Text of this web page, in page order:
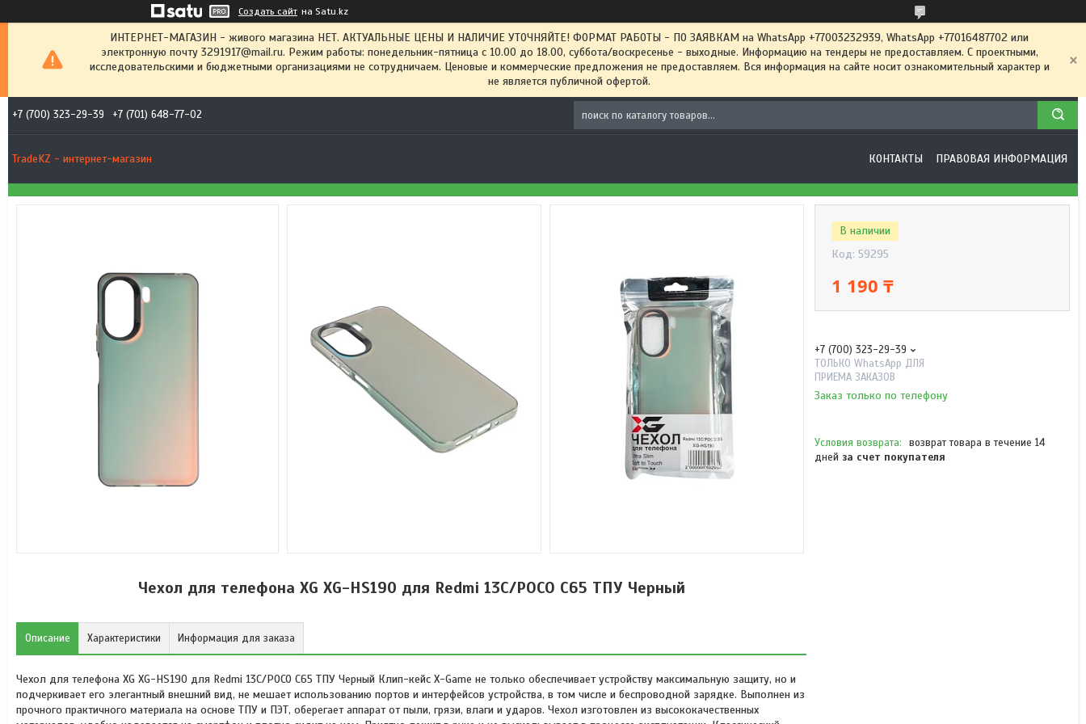
Создать сайт на Satu.kz
ИНТЕРНЕТ-МАГАЗИН - живого магазина НЕТ. АКТУАЛЬНЫЕ ЦЕНЫ И НАЛИЧИЕ УТОЧНЯЙТЕ! ФОРМАТ РАБОТЫ - ПО ЗАЯВКАМ на WhatsApp +77003232939, WhatsApp +77016487702 или
электронную почту 3291917@mail.ru. Режим работы: понедельник-пятница с 10.00 до 18.00, суббота/воскресенье - выходные. Информацию на тендеры не предоставляем. С проектными,
исследовательскими и бюджетными организациями не сотрудничаем. Ценовые и коммерческие предложения не предоставляем. Вся информация на сайте носит ознакомительный характер и
не является публичной офертой.
+7 (700) 323-29-39 +7 (701) 648-77-02
TradeKZ - интернет-магазин КОНТАКТЫ ПРАВОВАЯ ИНФОРМАЦИЯ
Чехол для телефона XG XG-HS190 для Redmi 13C/POCO C65 ТПУ Черный
Описание Характеристики Информация для заказа
Чехол для телефона XG XG-HS190 для Redmi 13C/POCO C65 ТПУ Черный Клип-кейс X-Game не только обеспечивает устройству максимальную защиту, но и
подчеркивает его элегантный внешний вид, не мешает использованию портов и интерфейсов устройства, в том числе и беспроводной зарядке. Выполнен из
прочного практичного материала на основе ТПУ и ПЭТ, оберегает аппарат от пыли, грязи, влаги и ударов. Чехол изготовлен из высококачественных
В наличии
Код: 59295
1 190 ₸
+7 (700) 323-29-39
ТОЛЬКО WhatsApp ДЛЯ
ПРИЕМА ЗАКАЗОВ
Заказ только по телефону
возврат товара в течение 14
дней за счет покупателя